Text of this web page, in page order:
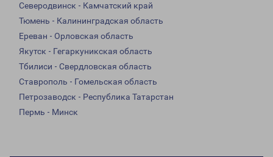
Северодвинск - Камчатский край
Тюмень - Калининградская область
Ереван - Орловская область
Якутск - Гегаркуникская область
Тбилиси - Свердловская область
Ставрополь - Гомельская область
Петрозаводск - Республика Татарстан
Пермь - Минск